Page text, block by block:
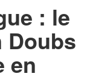
: le
Doubs
en